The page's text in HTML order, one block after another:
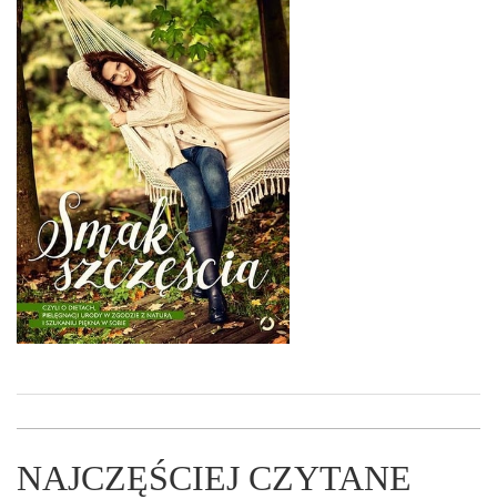
NAJCZĘŚCIEJ CZYTANE